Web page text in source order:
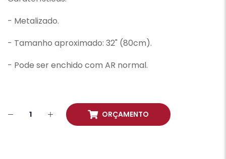
- Metalizado.
- Tamanho aproximado: 32" (80cm).
- Pode ser enchido com AR normal.
ORÇAMENTO